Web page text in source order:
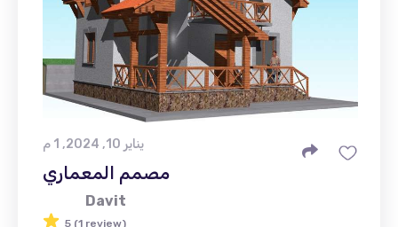
يناير 10, 2024, 1 م
مصمم المعماري
Davit
5 (1 review)